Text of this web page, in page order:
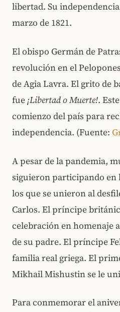
libertad. Su
marzo de 1821.
El obispo Germán de
revolución en el
de Agia Lavra. El grito de
fue¡Libertad o Muerte!.
comienzo del país para
independencia. (Fuente:
A pesar de la pandemia,
siguieron participando en
los que se unieron al
Carlos. El príncipe
celebración en homenaje
de su padre. El príncipe
familia real griega. El
Mikhail Mishustin se le
Para conmemorar el